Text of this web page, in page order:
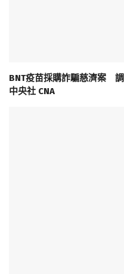
BNT疫苗採購詐騙慈濟案
中央社 CNA